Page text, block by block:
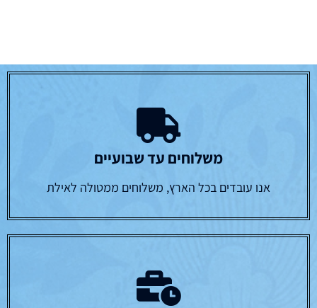
משלוחים עד שבועיים
אנו עובדים בכל הארץ, משלוחים ממטולה לאילת